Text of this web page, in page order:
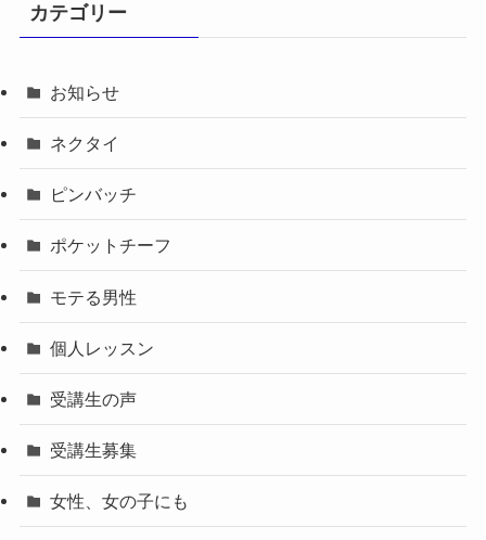
カテゴリー
お知らせ
ネクタイ
ピンバッチ
ポケットチーフ
モテる男性
個人レッスン
受講生の声
受講生募集
女性、女の子にも